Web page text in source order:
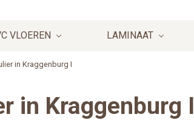
VLOEREN LAMINAAT
in Kraggenburg I
in Kraggenburg I